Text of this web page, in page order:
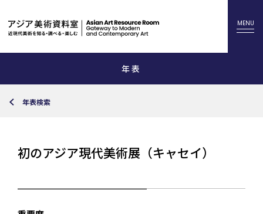
年表
年表検索
初のアジア現代美術展（キャセイ）